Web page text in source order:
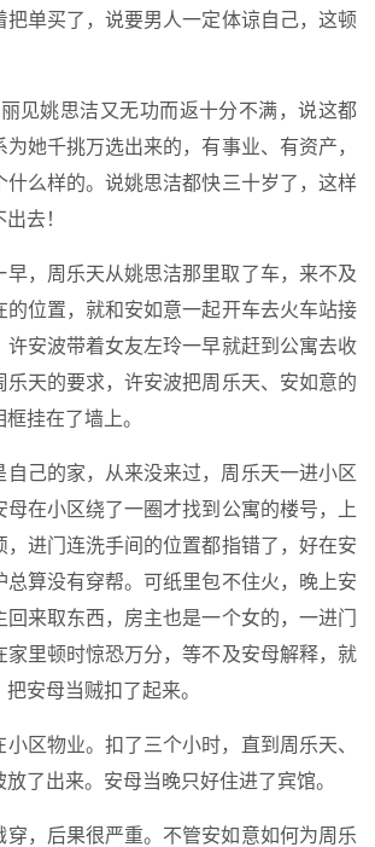
把单买了，说要男人一定体谅自己，这顿
见姚思洁又无功而返十分不满，说这都
她千挑万选出来的，有事业、有资产，
什么样的。说姚思洁都快三十岁了，这样
去！
早，周乐天从姚思洁那里取了车，来不及
的位置，就和安如意一起开车去火车站接
许安波带着女友左玲一早就赶到公寓去收
乐天的要求，许安波把周乐天、安如意的
挂在了墙上。
自己的家，从来没来过，周乐天一进小区
母在小区绕了一圈才找到公寓的楼号，上
，进门连洗手间的位置都指错了，好在安
总算没有穿帮。可纸里包不住火，晚上安
来取东西，房主也是一个女的，一进门
家里顿时惊恐万分，等不及安母解释，就
安母当贼扣了起来。
小区物业。扣了三个小时，直到周乐天、
了出来。安母当晚只好住进了宾馆。
穿，后果很严重。不管安如意如何为周乐